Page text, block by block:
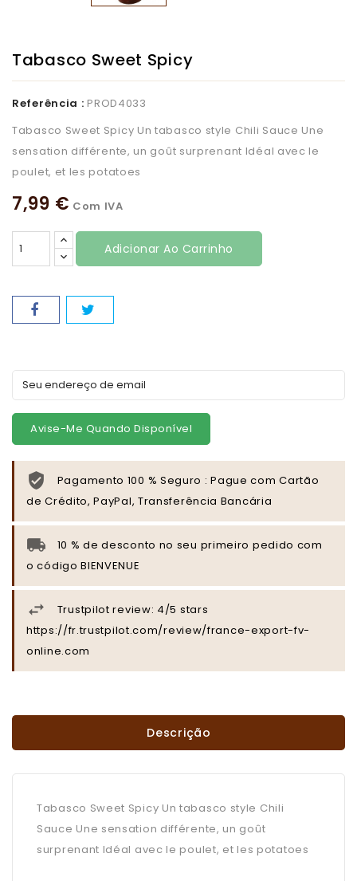
Tabasco Sweet Spicy
Referência : PROD4033
Tabasco Sweet Spicy Un tabasco style Chili Sauce Une
sensation différente, un goût surprenant Idéal avec le
poulet, et les potatoes
7,99 € Com IVA
Adicionar Ao Carrinho
Avise-Me Quando Disponível
Pagamento 100 % Seguro : Pague com Cartão
de Crédito, PayPal, Transferência Bancária
10 % de desconto no seu primeiro pedido com
o código BIENVENUE
Trustpilot review: 4/5 stars
https://fr.trustpilot.com/review/france-export-fv-
online.com
Descrição
Tabasco Sweet Spicy Un tabasco style Chili
Sauce Une sensation différente, un goût
surprenant Idéal avec le poulet, et les potatoes